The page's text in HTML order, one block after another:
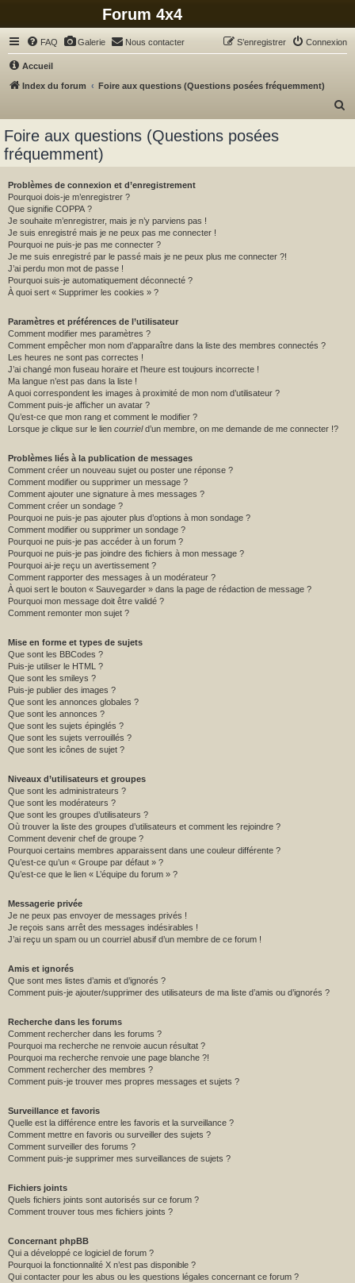
Forum 4x4
FAQ Galerie Nous contacter Connexion
S’enregistrer
Accueil
Index du forum
Foire aux questions (Questions posées fréquemment)
Foire aux questions (Questions posées
fréquemment)
Problèmes de connexion et d’enregistrement
Pourquoi dois-je m’enregistrer ?
Que signifie COPPA ?
Je souhaite m’enregistrer, mais je n’y parviens pas !
Je suis enregistré mais je ne peux pas me connecter !
Pourquoi ne puis-je pas me connecter ?
Je me suis enregistré par le passé mais je ne peux plus me connecter ?!
J’ai perdu mon mot de passe !
Pourquoi suis-je automatiquement déconnecté ?
À quoi sert « Supprimer les cookies » ?
Paramètres et préférences de l’utilisateur
Comment modifier mes paramètres ?
Comment empêcher mon nom d’apparaître dans la liste des membres connectés ?
Les heures ne sont pas correctes !
J’ai changé mon fuseau horaire et l’heure est toujours incorrecte !
Ma langue n’est pas dans la liste !
A quoi correspondent les images à proximité de mon nom d’utilisateur ?
Comment puis-je afficher un avatar ?
Qu’est-ce que mon rang et comment le modifier ?
Lorsque je clique sur le lien courrield’un membre, on me demande de me connecter !?
Problèmes liés à la publication de messages
Comment créer un nouveau sujet ou poster une réponse ?
Comment modifier ou supprimer un message ?
Comment ajouter une signature à mes messages ?
Comment créer un sondage ?
Pourquoi ne puis-je pas ajouter plus d’options à mon sondage ?
Comment modifier ou supprimer un sondage ?
Pourquoi ne puis-je pas accéder à un forum ?
Pourquoi ne puis-je pas joindre des fichiers à mon message ?
Pourquoi ai-je reçu un avertissement ?
Comment rapporter des messages à un modérateur ?
À quoi sert le bouton « Sauvegarder » dans la page de rédaction de message ?
Pourquoi mon message doit être validé ?
Comment remonter mon sujet ?
Mise en forme et types de sujets
Que sont les BBCodes ?
Puis-je utiliser le HTML ?
Que sont les smileys ?
Puis-je publier des images ?
Que sont les annonces globales ?
Que sont les annonces ?
Que sont les sujets épinglés ?
Que sont les sujets verrouillés ?
Que sont les icônes de sujet ?
Niveaux d’utilisateurs et groupes
Que sont les administrateurs ?
Que sont les modérateurs ?
Que sont les groupes d’utilisateurs ?
Où trouver la liste des groupes d’utilisateurs et comment les rejoindre ?
Comment devenir chef de groupe ?
Pourquoi certains membres apparaissent dans une couleur différente ?
Qu’est-ce qu’un « Groupe par défaut » ?
Qu’est-ce que le lien « L’équipe du forum » ?
Messagerie privée
Je ne peux pas envoyer de messages privés !
Je reçois sans arrêt des messages indésirables !
J’ai reçu un spam ou un courriel abusif d’un membre de ce forum !
Amis et ignorés
Que sont mes listes d’amis et d’ignorés ?
Comment puis-je ajouter/supprimer des utilisateurs de ma liste d’amis ou d’ignorés ?
Recherche dans les forums
Comment rechercher dans les forums ?
Pourquoi ma recherche ne renvoie aucun résultat ?
Pourquoi ma recherche renvoie une page blanche ?!
Comment rechercher des membres ?
Comment puis-je trouver mes propres messages et sujets ?
Surveillance et favoris
Quelle est la différence entre les favoris et la surveillance ?
Comment mettre en favoris ou surveiller des sujets ?
Comment surveiller des forums ?
Comment puis-je supprimer mes surveillances de sujets ?
Fichiers joints
Quels fichiers joints sont autorisés sur ce forum ?
Comment trouver tous mes fichiers joints ?
Concernant phpBB
Qui a développé ce logiciel de forum ?
Pourquoi la fonctionnalité X n’est pas disponible ?
Qui contacter pour les abus ou les questions légales concernant ce forum ?